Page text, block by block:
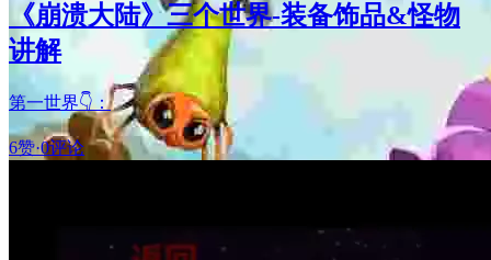
《崩溃大陆》三个世界-装备饰品&怪物
讲解
第一世界👇：
6赞·0评论